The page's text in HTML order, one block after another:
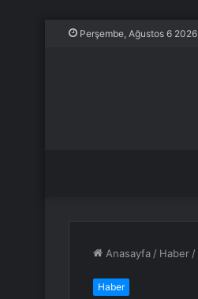
Perşembe, Ağustos 6 2026
Anasayfa / Haber /
Haber